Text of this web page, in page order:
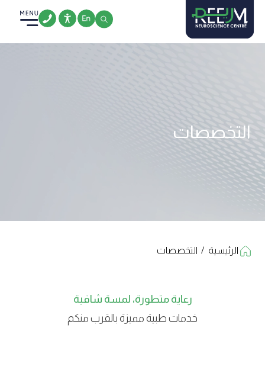
content
التخصصات
الرئيسية / التخصصات
رعاية متطورة، لمسة شافية
خدمات طبية مميزة بالقرب منكم